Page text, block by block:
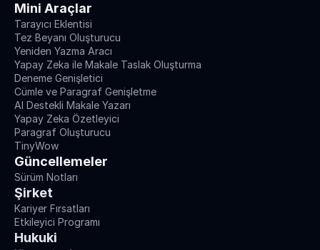
Mini Araçlar
Tarayıcı Eklentisi
Tez Beyanı Oluşturucu
Yeniden Yazma Aracı
Yapay Zeka ile Makale Taslak Oluşturma
Deneme Genişletici
Cümle ve Paragraf Genişletme
AI Destekli Makale Yazarı
Yapay Zeka Özetleyici
Paragraf Oluşturucu
TinyWow
Güncellemeler
Sürüm Notları
Şirket
Kariyer Fırsatları
Etkileyici Programı
Hukuki